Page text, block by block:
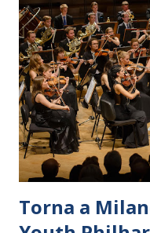
Torna a